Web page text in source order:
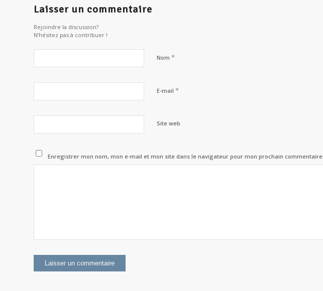
Laisser un commentaire
Rejoindre la discussion?
N’hésitez pas à contribuer !
Nom *
E-mail *
Site web
Enregistrer mon nom, mon e-mail et mon site dans le navigateur pour mon prochain commentaire.